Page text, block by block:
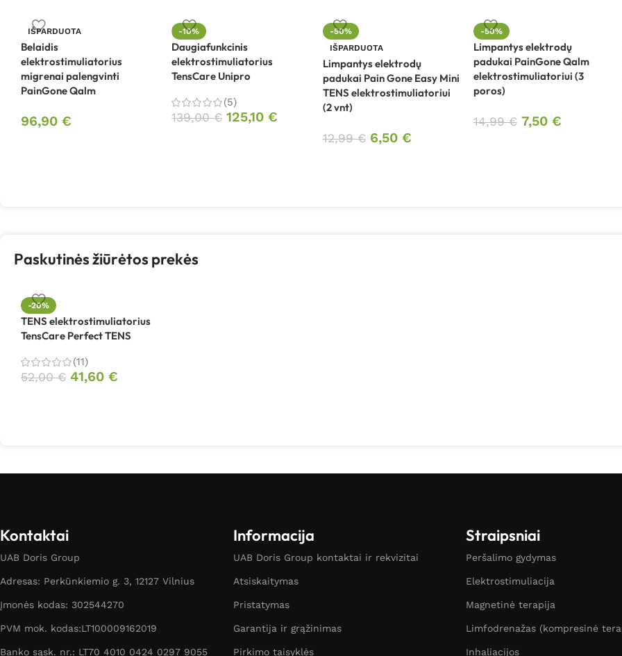
IŠPARDUOTA
Belaidis
elektrostimuliatorius
migrenai palengvinti
PainGone Qalm
96,90 €
-10%
Daugiafunkcinis
elektrostimuliatorius
TensCare Unipro
(5)
139,00€ 125,10€
-50%
IŠPARDUOTA
Limpantys elektrodų
padukai Pain Gone Easy Mini
TENS elektrostimuliatoriui
(2 vnt)
12,99€ 6,50 €
-50%
Limpantys elektrodų
padukai PainGone Qalm
elektrostimuliatoriui (3
poros)
14,99€ 7,50 €
Paskutinės žiūrėtos prekės
-20%
TENS elektrostimuliatorius
TensCare Perfect TENS
(11)
52,00€ 41,60 €
Kontaktai
UAB Doris Group
Adresas: Perkūnkiemio g. 3, 12127 Vilnius
Įmonės kodas: 302544270
PVM mok. kodas:LT100009162019
Banko sąsk. nr.: LT70 4010 0424 0297 9055
Informacija
UAB Doris Group kontaktai ir rekvizitai
Atsiskaitymas
Pristatymas
Garantija ir grąžinimas
Pirkimo taisyklės
Straipsniai
Peršalimo gydymas
Elektrostimuliacija
Magnetinė terapija
Limfodrenažas (kompresinė
Inhaliacijos